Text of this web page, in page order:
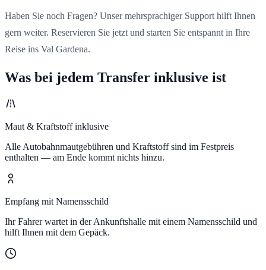
Haben Sie noch Fragen? Unser mehrsprachiger Support hilft Ihnen
gern weiter. Reservieren Sie jetzt und starten Sie entspannt in Ihre
Reise ins Val Gardena.
Was bei jedem Transfer inklusive ist
Maut & Kraftstoff inklusive
Alle Autobahnmautgebühren und Kraftstoff sind im Festpreis
enthalten — am Ende kommt nichts hinzu.
Empfang mit Namensschild
Ihr Fahrer wartet in der Ankunftshalle mit einem Namensschild und
hilft Ihnen mit dem Gepäck.